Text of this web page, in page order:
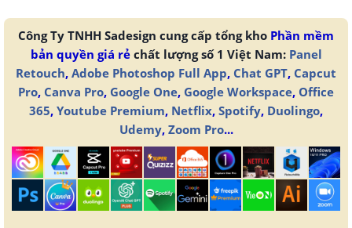
Công Ty TNHH Sadesign cung cấp tổng kho Phần mềm
bản quyền giá rẻchất lượng số 1 Việt Nam: Panel
Retouch, Adobe Photoshop Full App, Chat GPT, Capcut
Pro, Canva Pro, Google One, Google Workspace, Office
365, Youtube Premium, Netflix, Spotify, Duolingo,
Udemy, Zoom Pro...